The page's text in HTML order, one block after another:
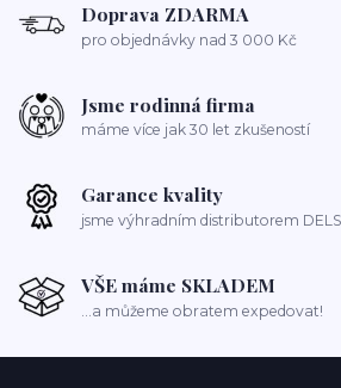
Doprava ZDARMA
pro objednávky nad 3 000 Kč
Jsme rodinná firma
máme více jak 30 let zkušeností
Garance kvality
jsme výhradním distributorem
VŠE máme SKLADEM
...a můžeme obratem expedovat!